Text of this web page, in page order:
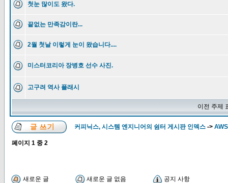
첫눈 많이도 왔다.
끝없는 만족감이란...
2월 첫날 이렇게 눈이 왔습니다....
미스터코리아 장병호 선수 사진.
고구려 역사 플래시
이전 주제
커피닉스, 시스템 엔지니어의 쉼터 게시판 인덱스 -> AWS
페이지 1 중 2
새로운 글 새로운 글 없음
공지 사항